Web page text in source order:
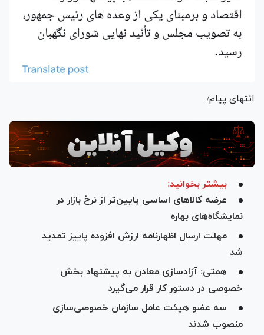
انتهای پیام/
بیشتر بخوانید:
عرضه کالا‌های اساسی پایین‌تر از نرخ بازار در
نمایشگاه‌های بهاره
مهلت ارسال اظهارنامه ارزش افزوده پاییز تمدید
شد
همتی: آزادسازی معادن به پیشنهاد بخش
خصوصی در دستور کار قرار می‌گیرد
سه عضو هیئت عامل سازمان خصوصی‌سازی
منصوب شدند